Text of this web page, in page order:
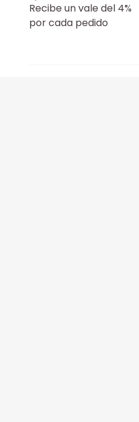
Recibe un vale del 4%
por cada pedido